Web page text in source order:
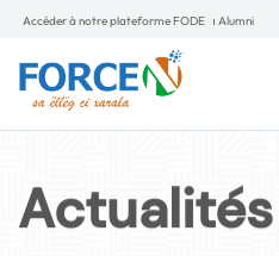
Accéder à notre plateforme FODE Alumni
Actualités